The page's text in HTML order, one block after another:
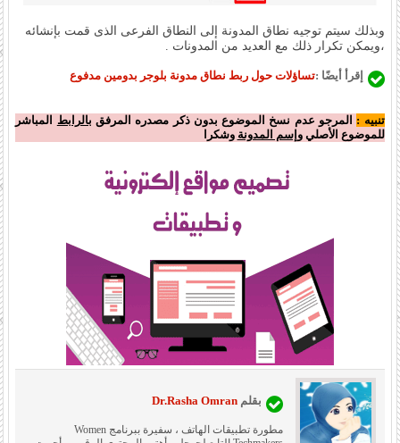
وبذلك سيتم توجيه نطاق المدونة إلى النطاق الفرعى الذى قمت بإنشائه
،ويمكن تكرار ذلك مع العديد من المدونات .
إقرأ أيضًا :تساؤلات حول ربط نطاق مدونة بلوجر بدومين مدفوع
تنبيه : المرجو عدم نسخ الموضوع بدون ذكر مصدره المرفق بالرابط المباشر
للموضوع الأصلي وإسم المدونة وشكرا
بقلمDr.Rasha Omran
مطورة تطبيقات الهاتف ، سفيرة ببرنامج Women